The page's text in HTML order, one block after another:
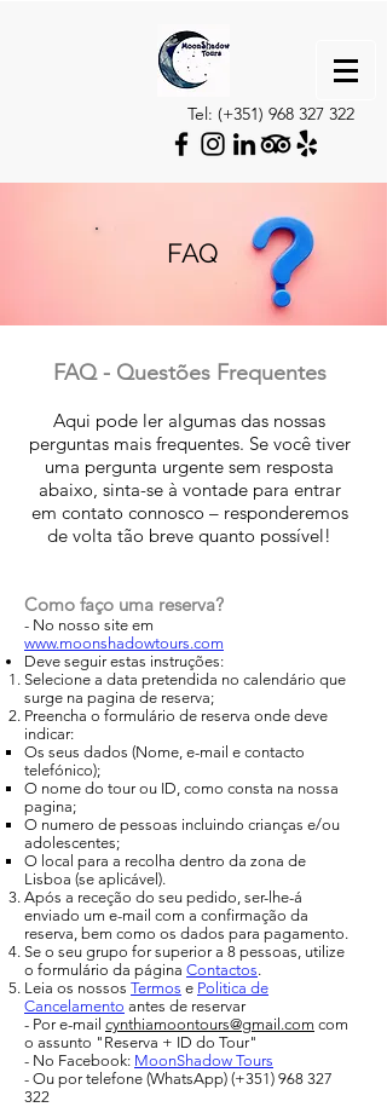
Tel: (+351) 968 327 322
FAQ
FAQ - Questões Frequentes
Aqui pode ler algumas das nossas
perguntas mais frequentes. Se você tiver
uma pergunta urgente sem resposta
abaixo, sinta-se à vontade para entrar
em contato connosco – responderemos
de volta tão breve quanto possível!​
Como faço uma reserva?
- No nosso site em
www.moonshadowtours.com
Deve seguir estas instruções:
Selecione a data pretendida no calendário que
surge na pagina de reserva;
Preencha o formulário de reserva onde deve
indicar:
Os seus dados (Nome, e-mail e contacto
telefónico);
O nome do tour ou ID, como consta na nossa
pagina;
O numero de pessoas incluindo crianças e/ou
adolescentes;
O local para a recolha dentro da zona de
Lisboa (se aplicável).
Após a receção do seu pedido, ser-lhe-á
enviado um e-mail com a confirmação da
reserva, bem como os dados para pagamento.
Se o seu grupo for superior a 8 pessoas, utilize
o formulário da página Contactos.
Leia os nossos Termos e Politica de
Cancelamento antes de reservar​
- Por e-mail cynthiamoontours@gmail.com com
o assunto "Reserva + ID do Tour"
- No Facebook: MoonShadow Tours
- Ou por telefone (WhatsApp) (+351) 968 327
322